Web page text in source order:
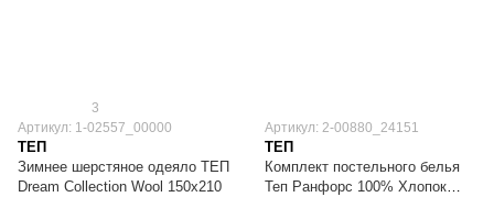
3
Артикул: 1-02557_00000
ТЕП
Зимнее шерстяное одеяло ТЕП
Dream Collection Wool 150х210
Артикул: 2-00880_24151
ТЕП
Комплект постельного белья
Теп Ранфорс 100% Хлопок